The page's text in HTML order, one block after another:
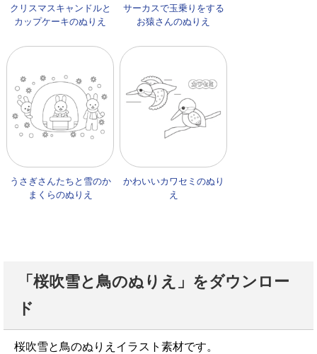
クリスマスキャンドルと
カップケーキのぬりえ
サーカスで玉乗りをする
お猿さんのぬりえ
うさぎさんたちと雪のか
まくらのぬりえ
かわいいカワセミのぬり
え
「桜吹雪と鳥のぬりえ」をダウンロー
ド
桜吹雪と鳥のぬりえイラスト素材です。